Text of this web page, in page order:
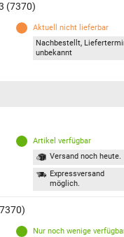
(7370)
Aktuell nicht lieferbar
Nachbestellt,
unbekannt
Artikel verfügbar
Versand noch heute.
Expressversand
möglich.
Nur noch wenige